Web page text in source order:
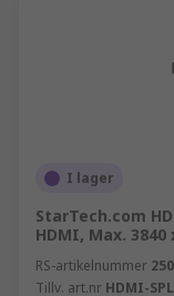
I lager
StarTech.com
HDMI, Max.
RS-artikelnummer
Tillv. art.nr HDMI-